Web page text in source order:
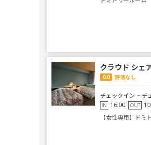
クラウド シェ
0.0 評価なし
チェックイン ~ チ
IN 16:00 OUT
【女性専用】ドミ